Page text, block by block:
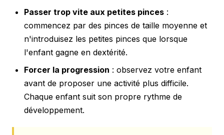
Passer trop vite aux petites pinces :
commencez par des pinces de taille moyenne et
n'introduisez les petites pinces que lorsque
l'enfant gagne en dextérité.
Forcer la progression : observez votre enfant
avant de proposer une activité plus difficile.
Chaque enfant suit son propre rythme de
développement.